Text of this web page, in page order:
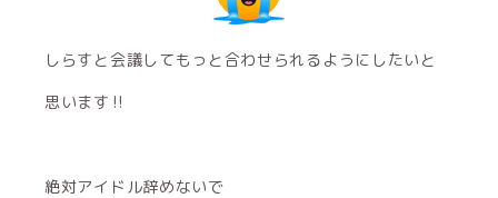
しらすと会議してもっと合わせられるようにしたいと
思います‼︎
絶対アイドル辞めないで